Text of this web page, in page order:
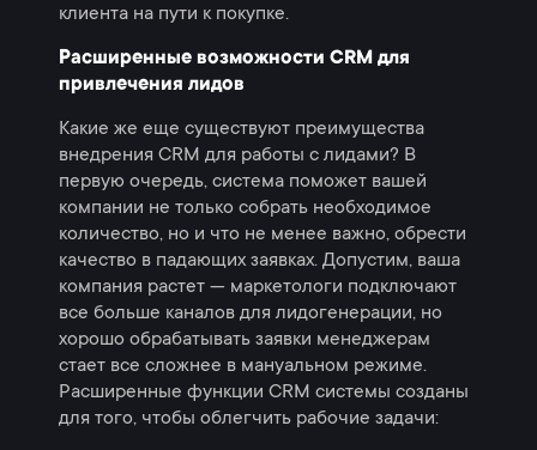
клиента на пути к покупке.
Расширенные возможности CRM для
привлечения лидов
Какие же еще существуют преимущества
внедрения CRM для работы с лидами? В
первую очередь, система поможет вашей
компании не только собрать необходимое
количество, но и что не менее важно, обрести
качество в падающих заявках. Допустим, ваша
компания растет — маркетологи подключают
все больше каналов для лидогенерации, но
хорошо обрабатывать заявки менеджерам
стает все сложнее в мануальном режиме.
Расширенные функции СRM системы созданы
для того, чтобы облегчить рабочие задачи: